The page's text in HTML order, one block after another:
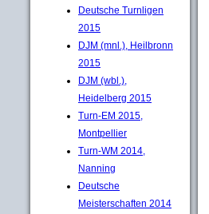
Deutsche Turnligen
2015
DJM (mnl.), Heilbronn
2015
DJM (wbl.),
Heidelberg 2015
Turn-EM 2015,
Montpellier
Turn-WM 2014,
Nanning
Deutsche
Meisterschaften 2014